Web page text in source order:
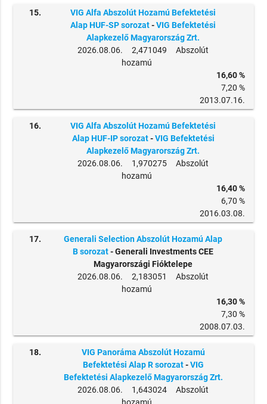
15.
VIG Alfa Abszolút Hozamú Befektetési
Alap HUF-SP sorozat-VIG Befektetési
Alapkezelő Magyarország Zrt.
2026.08.06. 2,471049 Abszolút
hozamú
16,60 %
7,20 %
2013.07.16.
16.
VIG Alfa Abszolút Hozamú Befektetési
Alap HUF-IP sorozat-VIG Befektetési
Alapkezelő Magyarország Zrt.
2026.08.06. 1,970275 Abszolút
hozamú
16,40 %
6,70 %
2016.03.08.
17.
Generali Selection Abszolút Hozamú Alap
B sorozat- Generali Investments CEE
Magyarországi Fióktelepe
2026.08.06. 2,183051 Abszolút
hozamú
16,30 %
7,30 %
2008.07.03.
18.
VIG Panoráma Abszolút Hozamú
Befektetési Alap R sorozat-VIG
Befektetési Alapkezelő Magyarország Zrt.
2026.08.06. 1,643024 Abszolút